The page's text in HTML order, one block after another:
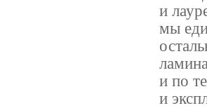
и
мы
и по
и